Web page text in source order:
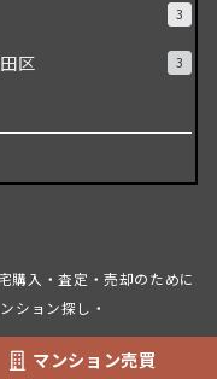
3
区 3
購入・査定・売却のために
ション探し・
マンション売買